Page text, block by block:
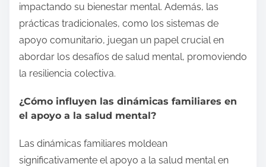
impactando su bienestar mental. Además, las
prácticas tradicionales, como los sistemas de
apoyo comunitario, juegan un papel crucial en
abordar los desafíos de salud mental, promoviendo
la resiliencia colectiva.
¿Cómo influyen las dinámicas familiares en
el apoyo a la salud mental?
Las dinámicas familiares moldean
significativamente el apoyo a la salud mental en